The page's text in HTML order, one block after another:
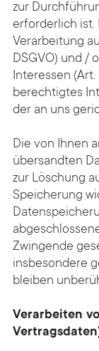
zur
erforderlich ist.
Verarbeitung
DSGVO) und /
Interessen (Art.
berechtigtes
der an uns
Die von Ihnen
übersandten
zur Löschung
Speicherung
Zwingende
insbesondere
bleiben
Verarbeiten